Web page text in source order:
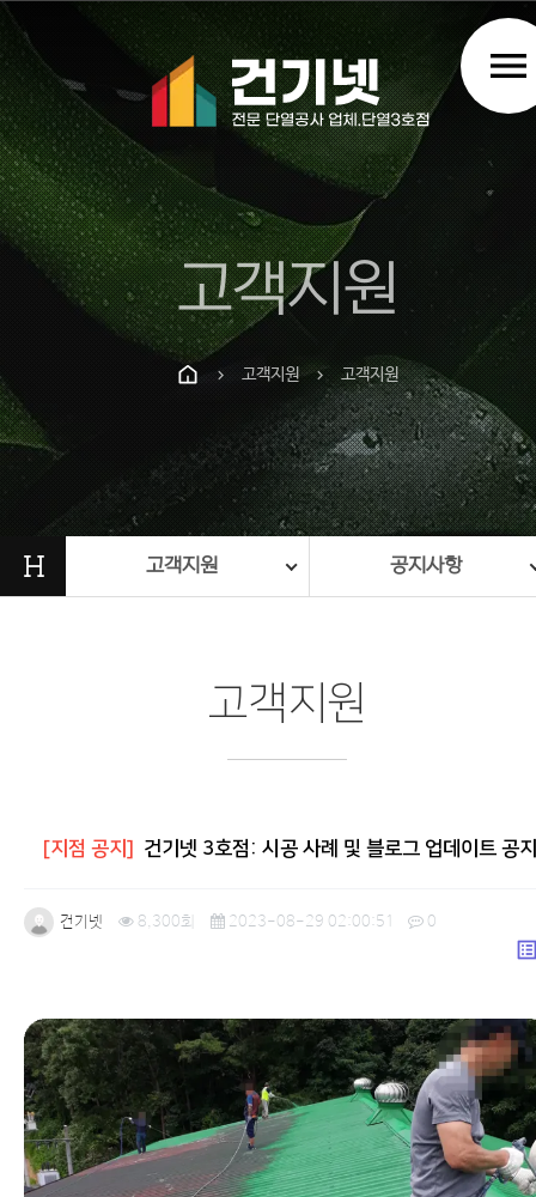
menu
고객지원
chevron_right 고객지원 chevron_right 고객지원
H 고객지원 공지사항
고객지원
[지점 공지] 건기넷 3호점: 시공 사례 및 블로그 업데이트 공지
건기넷 8,300회 2023-08-29 02:00:51 0